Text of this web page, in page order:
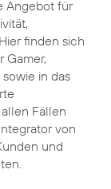
Angebot für
finden sich
Gamer,
in das
Fällen
von
und